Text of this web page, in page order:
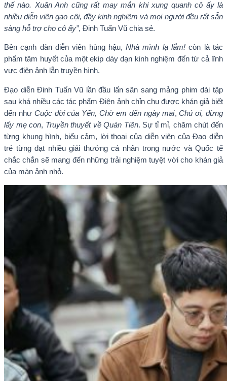
thế nào. Xuân Anh cũng rất may mắn khi xung quanh cô ấy là
nhiều diễn viên gạo cội, đầy kinh nghiệm và mọi người đều rất sẵn
sàng hỗ trợ cho cô ấy”, Đinh Tuấn Vũ chia sẻ.
Bên cạnh dàn diễn viên hùng hậu,Nhà mình lạ lắm! còn là tác
phẩm tâm huyết của một ekip dày dạn kinh nghiệm đến từ cả lĩnh
vực điện ảnh lẫn truyền hình.
Đạo diễn Đinh Tuấn Vũ lần đầu lấn sân sang mảng phim dài tập
sau khá nhiều các tác phẩm Điện ảnh chỉn chu được khán giả biết
đến như Cuộc đời của Yến, Chờ em đến ngày mai,Chú ơi, đừng
lấy mẹ con, Truyền thuyết về Quán Tiên. Sự tỉ mỉ, chăm chút đến
từng khung hình, biểu cảm, lời thoại của diễn viên của Đạo diễn
trẻ từng đạt nhiều giải thưởng cá nhân trong nước và Quốc tế
chắc chắn sẽ mang đến những trải nghiệm tuyệt vời cho khán giả
của màn ảnh nhỏ.